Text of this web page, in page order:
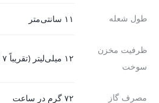
طول شعله ۱۱ سانتی‌متر
ظرفیت مخزن
سوخت
۱۲ میلی‌لیتر (تقریباً ۷ گرم)
مصرف گاز ۷۲ گرم در ساعت